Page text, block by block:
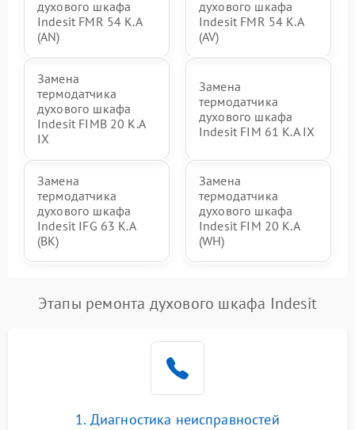
духового шкафа
Indesit FMR 54 K.A
(AN)
духового шкафа
Indesit FMR 54 K.A
(AV)
Замена
термодатчика
духового шкафа
Indesit FIMB 20 K.A
IX
Замена
термодатчика
духового шкафа
Indesit FIM 61 K.A IX
Замена
термодатчика
духового шкафа
Indesit IFG 63 K.A
(BK)
Замена
термодатчика
духового шкафа
Indesit FIM 20 K.A
(WH)
Этапы ремонта духового шкафа Indesit
1. Диагностика неисправностей